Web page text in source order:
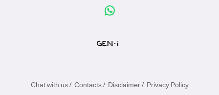
Chat with us / Contacts / Disclaimer / Privacy Policy